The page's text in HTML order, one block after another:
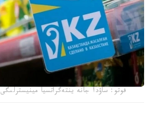
فوتو: ساۋدا جانە ينتەگراتسيا مينيسترلىگى